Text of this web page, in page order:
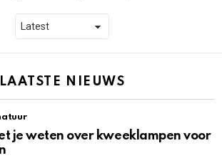
LAATSTE NIEUWS
je weten over kweeklampen voor